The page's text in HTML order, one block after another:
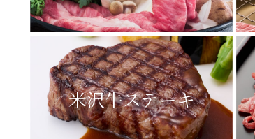
米沢牛ステーキ